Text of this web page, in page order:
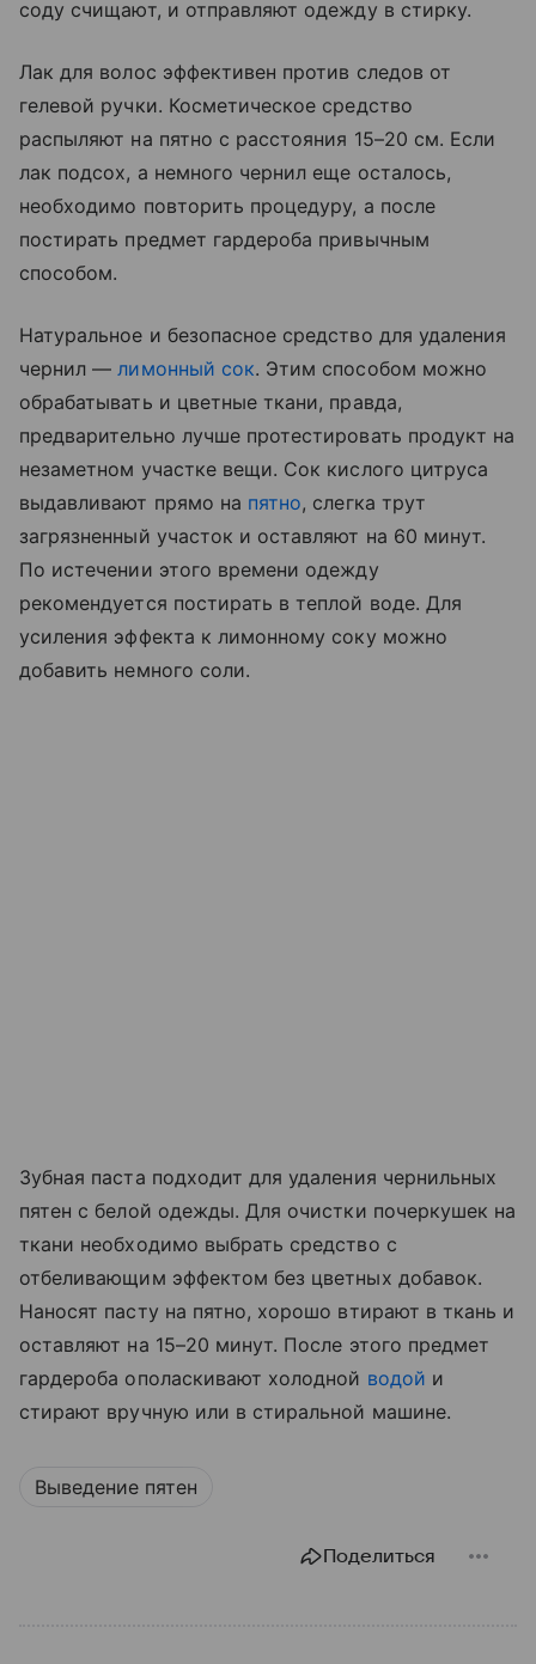
соду счищают, и отправляют одежду в стирку.
Лак для волос эффективен против следов от
гелевой ручки. Косметическое средство
распыляют на пятно с расстояния 15–20 см. Если
лак подсох, а немного чернил еще осталось,
необходимо повторить процедуру, а после
постирать предмет гардероба привычным
способом.
Натуральное и безопасное средство для удаления
чернил — лимонный сок. Этим способом можно
обрабатывать и цветные ткани, правда,
предварительно лучше протестировать продукт на
незаметном участке вещи. Сок кислого цитруса
выдавливают прямо на пятно, слегка трут
загрязненный участок и оставляют на 60 минут.
По истечении этого времени одежду
рекомендуется постирать в теплой воде. Для
усиления эффекта к лимонному соку можно
добавить немного соли.
Зубная паста подходит для удаления чернильных
пятен с белой одежды. Для очистки почеркушек на
ткани необходимо выбрать средство с
отбеливающим эффектом без цветных добавок.
Наносят пасту на пятно, хорошо втирают в ткань и
оставляют на 15–20 минут. После этого предмет
гардероба ополаскивают холодной водой и
стирают вручную или в стиральной машине.
Выведение пятен
Поделиться